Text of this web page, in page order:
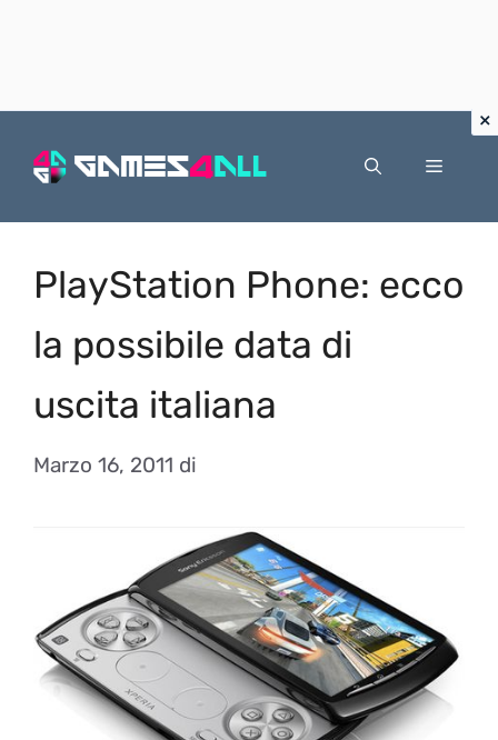
Menu
PlayStation Phone: ecco
la possibile data di
uscita italiana
Marzo 16, 2011 di